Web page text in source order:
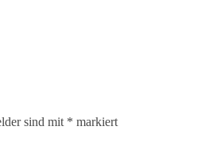
sind mit * markiert